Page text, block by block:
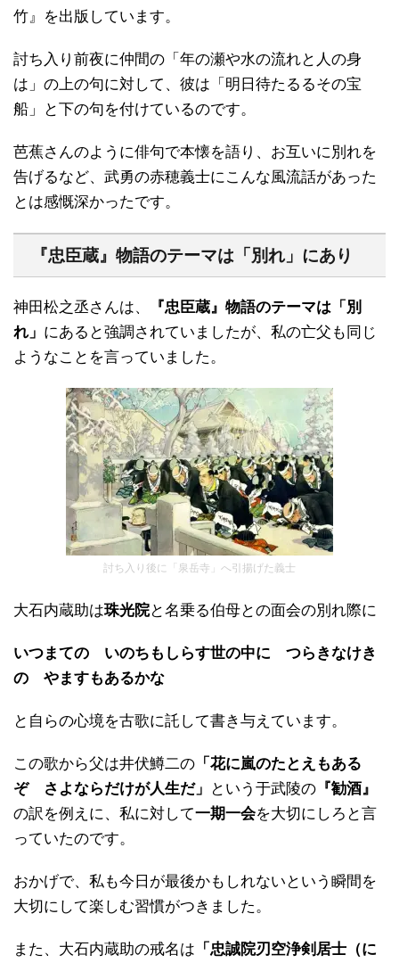
竹』を出版しています。
討ち入り前夜に仲間の「年の瀬や水の流れと人の身
は」の上の句に対して、彼は「明日待たるるその宝
船」と下の句を付けているのです。
芭蕉さんのように俳句で本懐を語り、お互いに別れを
告げるなど、武勇の赤穂義士にこんな風流話があった
とは感慨深かったです。
『忠臣蔵』物語のテーマは「別れ」にあり
神田松之丞さんは、
『忠臣蔵』物語のテーマは「別
れ」 にあると強調されていましたが、私の亡父も同じ
ようなことを言っていました。
討ち入り後に「泉岳寺」へ引揚げた義士
大石内蔵助は珠光院と名乗る伯母との面会の別れ際に
いつまての いのちもしらす世の中に つらきなけき
の やますもあるかな
と自らの心境を古歌に託して書き与えています。
この歌から父は井伏鱒二の 「花に嵐のたとえもある
ぞ さよならだけが人生だ」
という于武陵の 『勧酒』
の訳を例えに、私に対して一期一会を大切にしろと言
っていたのです。
おかげで、私も今日が最後かもしれないという瞬間を
大切にして楽しむ習慣がつきました。
また、大石内蔵助の戒名は 「忠誠院刃空浄剣居士（に